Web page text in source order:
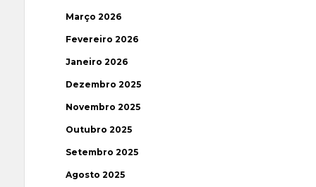
Março 2026
Fevereiro 2026
Janeiro 2026
Dezembro 2025
Novembro 2025
Outubro 2025
Setembro 2025
Agosto 2025